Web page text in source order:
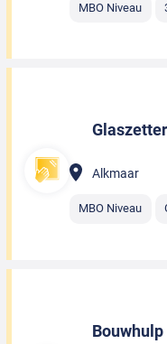
MBO Niveau
Glaszetter
Alkmaar
MBO Niveau
Bouwhulp